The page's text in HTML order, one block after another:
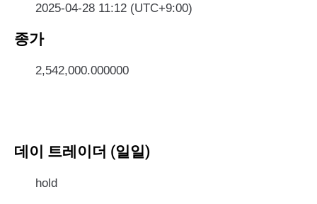
2025-04-28 11:12 (UTC+9:00)
종가
2,542,000.000000
데이 트레이더 (일일)
hold